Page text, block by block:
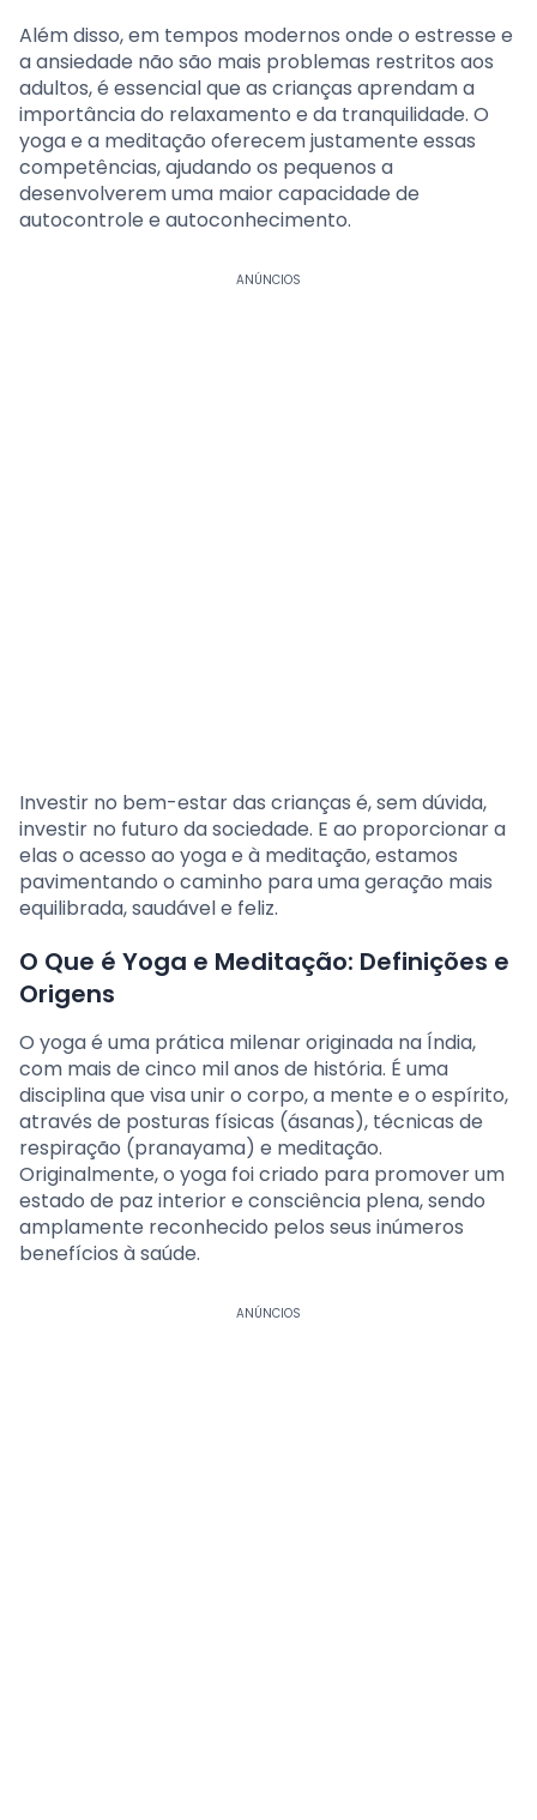
Além disso, em tempos modernos onde o estresse e
a ansiedade não são mais problemas restritos aos
adultos, é essencial que as crianças aprendam a
importância do relaxamento e da tranquilidade. O
yoga e a meditação oferecem justamente essas
competências, ajudando os pequenos a
desenvolverem uma maior capacidade de
autocontrole e autoconhecimento.
ANÚNCIOS
Investir no bem-estar das crianças é, sem dúvida,
investir no futuro da sociedade. E ao proporcionar a
elas o acesso ao yoga e à meditação, estamos
pavimentando o caminho para uma geração mais
equilibrada, saudável e feliz.
O Que é Yoga e Meditação: Definições e
Origens
O yoga é uma prática milenar originada na Índia,
com mais de cinco mil anos de história. É uma
disciplina que visa unir o corpo, a mente e o espírito,
através de posturas físicas (ásanas), técnicas de
respiração (pranayama) e meditação.
Originalmente, o yoga foi criado para promover um
estado de paz interior e consciência plena, sendo
amplamente reconhecido pelos seus inúmeros
benefícios à saúde.
ANÚNCIOS